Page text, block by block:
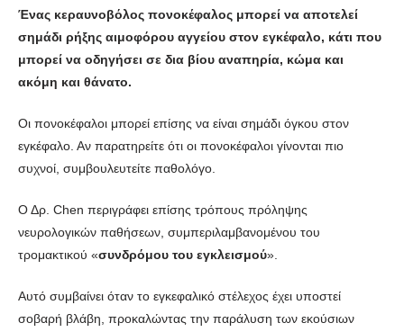
Ένας κεραυνοβόλος πονοκέφαλος μπορεί να αποτελεί
σημάδι ρήξης αιμοφόρου αγγείου στον εγκέφαλο, κάτι που
μπορεί να οδηγήσει σε δια βίου αναπηρία, κώμα και
ακόμη και θάνατο.
Οι πονοκέφαλοι μπορεί επίσης να είναι σημάδι όγκου στον
εγκέφαλο. Αν παρατηρείτε ότι οι πονοκέφαλοι γίνονται πιο
συχνοί, συμβουλευτείτε παθολόγο.
Ο Δρ. Chen περιγράφει επίσης τρόπους πρόληψης
νευρολογικών παθήσεων, συμπεριλαμβανομένου του
τρομακτικού «συνδρόμου του εγκλεισμού».
Αυτό συμβαίνει όταν το εγκεφαλικό στέλεχος έχει υποστεί
σοβαρή βλάβη, προκαλώντας την παράλυση των εκούσιων